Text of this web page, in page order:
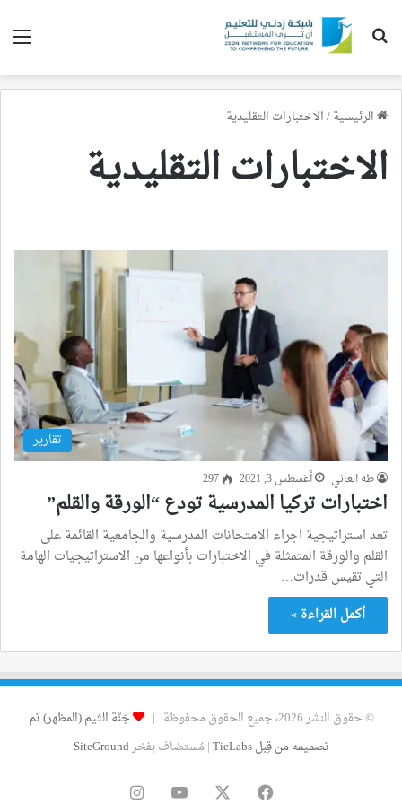
بحث عن
الرئيسية/الاختبارات التقليدية
الاختبارات التقليدية
تقارير
طه العاني أغسطس 3, 2021 297
اختبارات تركيا المدرسية تودع “الورقة والقلم”
تعد استراتيجية اجراء الامتحانات المدرسية والجامعية القائمة على
القلم والورقة المتمثلة في الاختبارات بأنواعها من الاستراتيجيات الهامة
التي تقيس قدرات…
أكمل القراءة »
© حقوق النشر 2026، جميع الحقوق محفوظة |
جَنَّة الثيم (المظهر) تم
تصميمه من قِبل TieLabs
| مُستضاف بفخرSiteGround
فيسبوك ‫YouTube